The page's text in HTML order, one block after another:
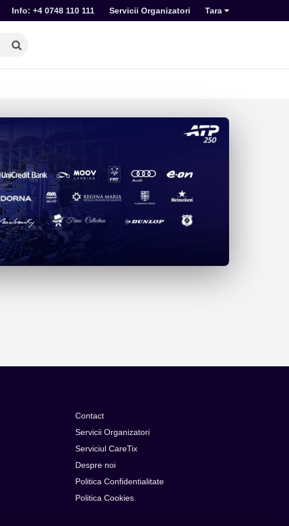
Info: +4 0748 110 111 Servicii Organizatori Tara
Contact
Servicii Organizatori
Serviciul CareTix
Despre noi
Politica Confidentialitate
Politica Cookies